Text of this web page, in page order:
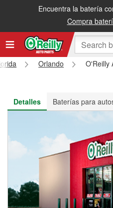
Encuentra la batería
Compra
Recibe tu orden gratis al día
Orlando
O'Reilly
Detalles
Baterías para